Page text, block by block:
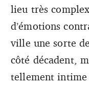
lieu très
d’émotions
ville une sorte
côté décadent,
tellement intime